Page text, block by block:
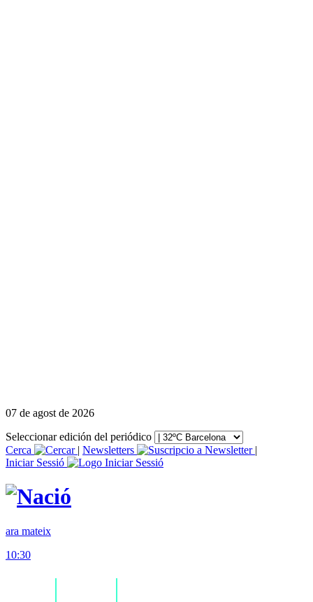
07 de agost de 2026
Seleccionar edición del periódico
Cerca
| Newsletters
|
Iniciar Sessió
ara mateix
10:30